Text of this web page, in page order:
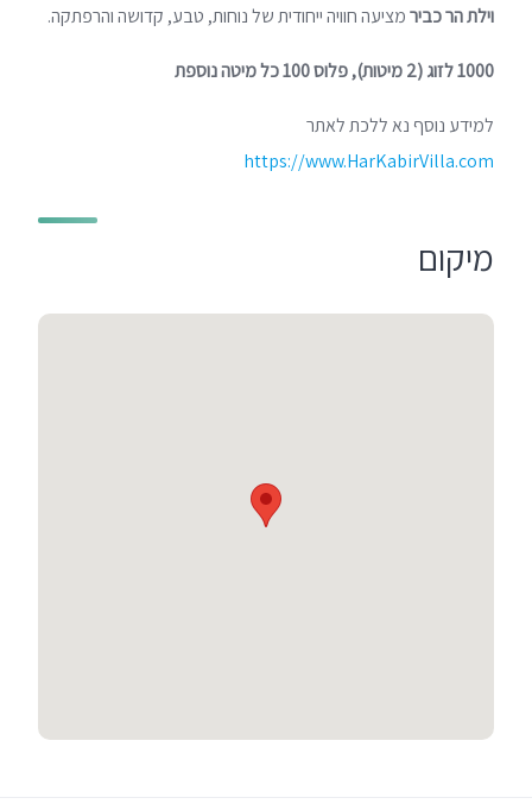
וילת הר כבירמציעה חוויה ייחודית של נוחות, טבע, קדושה והרפתקה.
1000 לזוג (2 מיטות), פלוס 100 כל מיטה נוספת
למידע נוסף נא ללכת לאתר
https://www.HarKabirVilla.com
מיקום